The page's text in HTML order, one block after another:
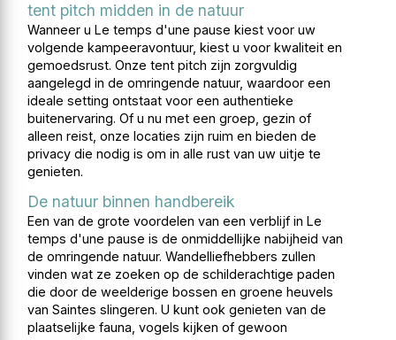
tent pitch midden in de natuur
Wanneer u Le temps d'une pause kiest voor uw
volgende kampeeravontuur, kiest u voor kwaliteit en
gemoedsrust. Onze tent pitch zijn zorgvuldig
aangelegd in de omringende natuur, waardoor een
ideale setting ontstaat voor een authentieke
buitenervaring. Of u nu met een groep, gezin of
alleen reist, onze locaties zijn ruim en bieden de
privacy die nodig is om in alle rust van uw uitje te
genieten.
De natuur binnen handbereik
Een van de grote voordelen van een verblijf in Le
temps d'une pause is de onmiddellijke nabijheid van
de omringende natuur. Wandelliefhebbers zullen
vinden wat ze zoeken op de schilderachtige paden
die door de weelderige bossen en groene heuvels
van Saintes slingeren. U kunt ook genieten van de
plaatselijke fauna, vogels kijken of gewoon